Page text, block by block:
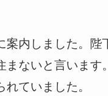
内しました。陛
ないと言います
ていました。